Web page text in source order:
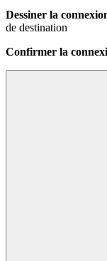
Dessiner la
de destination
Confirmer la